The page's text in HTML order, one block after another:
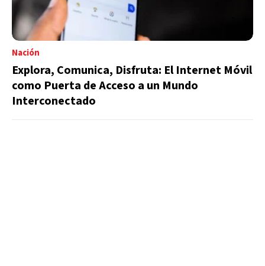
Nación
Explora, Comunica, Disfruta: El Internet Móvil
como Puerta de Acceso a un Mundo
Interconectado